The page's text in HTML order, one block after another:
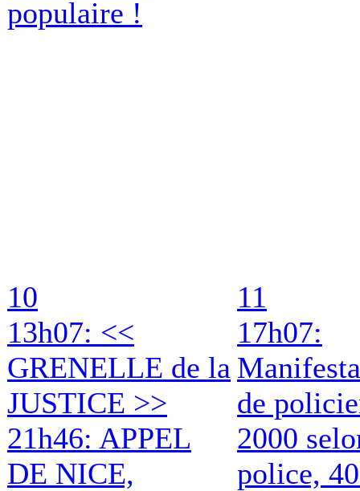
populaire !
10
13h07: <<
GRENELLE de la
JUSTICE >>
21h46: APPEL
DE NICE,
11
17h07:
de
2000
police,